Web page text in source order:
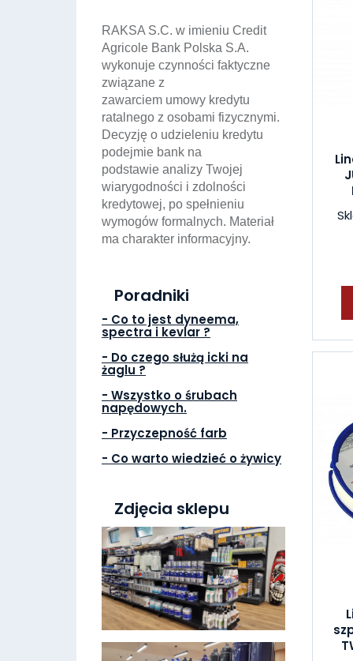
RAKSA S.C. w imieniu Credit
Agricole Bank Polska S.A.
wykonuje czynności faktyczne
związane z
zawarciem umowy kredytu
ratalnego z osobami fizycznymi.
Decyzję o udzieleniu kredytu
podejmie bank na
podstawie analizy Twojej
wiarygodności i zdolności
kredytowej, po spełnieniu
wymogów formalnych. Materiał
ma charakter informacyjny.
Poradniki
- Co to jest dyneema,
spectra i kevlar ?
- Do czego służą icki na
żaglu ?
- Wszystko o śrubach
napędowych.
- Przyczepność farb
- Co warto wiedzieć o żywicy
Zdjęcia sklepu